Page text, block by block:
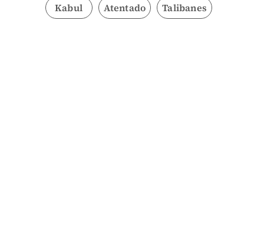
Kabul Atentado Talibanes